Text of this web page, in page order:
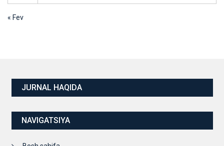
« Fev
JURNAL HAQIDA
NAVIGATSIYA